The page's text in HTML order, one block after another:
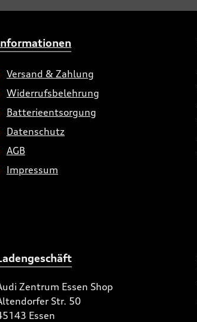
Versand & Zahlung
Widerrufsbelehrung
Batterieentsorgung
Datenschutz
AGB
Impressum
Zentrum Essen Shop
Str. 50
Essen